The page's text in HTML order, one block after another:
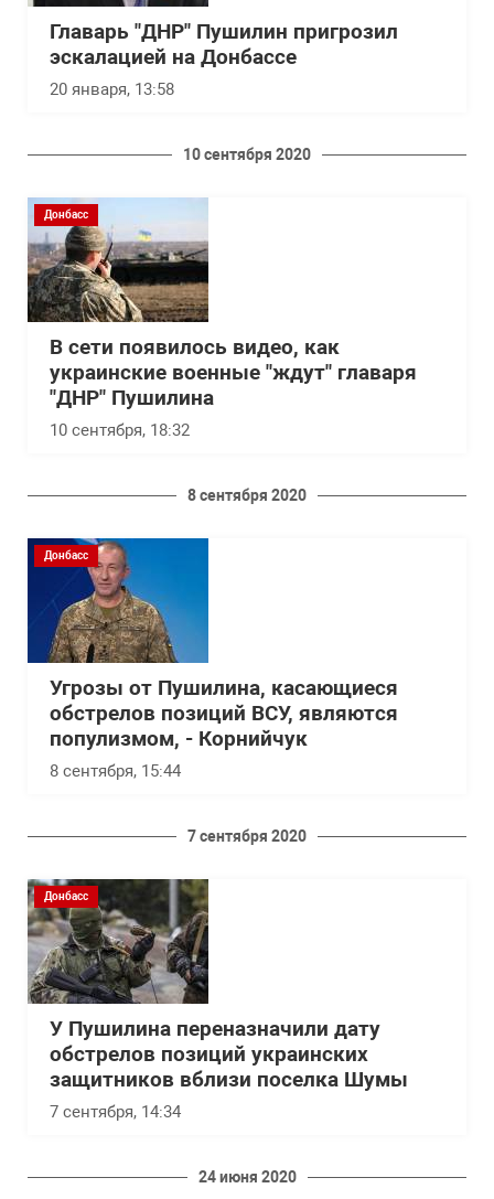
Главарь "ДНР" Пушилин пригрозил
эскалацией на Донбассе
20 января, 13:58
10 сентября 2020
Донбасс
В сети появилось видео, как
украинские военные "ждут" главаря
"ДНР" Пушилина
10 сентября, 18:32
8 сентября 2020
Донбасс
Угрозы от Пушилина, касающиеся
обстрелов позиций ВСУ, являются
популизмом, - Корнийчук
8 сентября, 15:44
7 сентября 2020
Донбасс
У Пушилина переназначили дату
обстрелов позиций украинских
защитников вблизи поселка Шумы
7 сентября, 14:34
24 июня 2020